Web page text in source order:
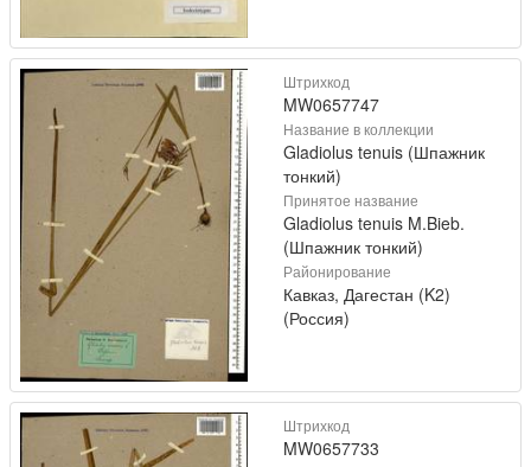
Штрихкод
MW0657747
Название в коллекции
Gladiolus tenuis (Шпажник
тонкий)
Принятое название
Gladiolus tenuis M.Bieb.
(Шпажник тонкий)
Районирование
Кавказ, Дагестан (K2)
(Россия)
Штрихкод
MW0657733